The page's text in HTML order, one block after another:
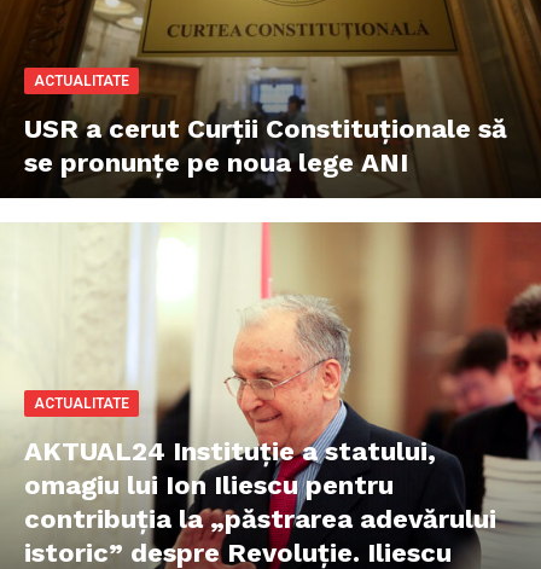
ACTUALITATE
USR a cerut Curții Constituționale să
se pronunțe pe noua lege ANI
ACTUALITATE
AKTUAL24 Instituție a statului,
omagiu lui Ion Iliescu pentru
contribuția la „păstrarea adevărului
istoric” despre Revoluție. Iliescu